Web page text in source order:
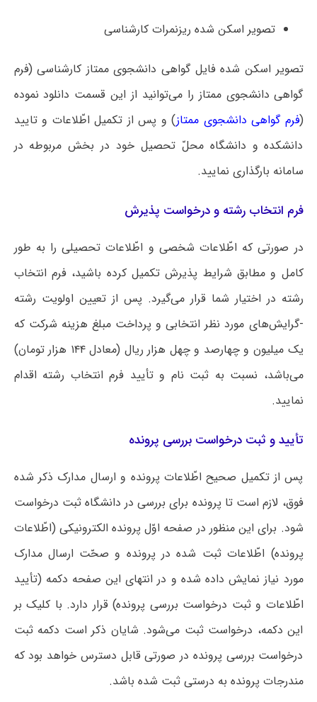
تصویر اسکن شده ریزنمرات کارشناسی
تصویر اسکن شده فایل گواهی دانشجوی ممتاز کارشناسی (فرم
گواهی دانشجوی ممتاز را می‌توانید از این قسمت دانلود نموده
(فرم گواهی دانشجوی ممتاز) و پس از تکمیل اطّلاعات و تایید
دانشکده و دانشگاه محلّ تحصیل خود در بخش مربوطه در
سامانه بارگذاری نمایید.
فرم انتخاب رشته و درخواست پذیرش
در صورتی که اطّلاعات شخصی و اطّلاعات تحصیلی را به طور
کامل و مطابق شرایط پذیرش تکمیل کرده باشید، فرم انتخاب
رشته در اختیار شما قرار می‌گیرد. پس از تعیین اولویت رشته
-گرایش‌های مورد نظر انتخابی و پرداخت مبلغ هزینه شرکت که
یک میلیون و چهارصد و چهل هزار ریال (معادل ۱۴۴ هزار تومان)
می‌باشد، نسبت به ثبت نام و تأیید فرم انتخاب رشته اقدام
نمایید.
تأیید و ثبت درخواست بررسی پرونده
پس از تکمیل صحیح اطّلاعات پرونده و ارسال مدارک ذکر شده
فوق، لازم است تا پرونده برای بررسی در دانشگاه ثبت درخواست
شود. برای این منظور در صفحه اوّل پرونده الکترونیکی (اطّلاعات
پرونده) اطّلاعات ثبت شده در پرونده و صحّت ارسال مدارک
مورد نیاز نمایش داده شده و در انتهای این صفحه دکمه (تأیید
اطّلاعات و ثبت درخواست بررسی پرونده) قرار دارد. با کلیک بر
این دکمه، درخواست ثبت می‌شود. شایان ذکر است دکمه ثبت
درخواست بررسی پرونده در صورتی قابل دسترس خواهد بود که
مندرجات پرونده به درستی ثبت شده باشد.